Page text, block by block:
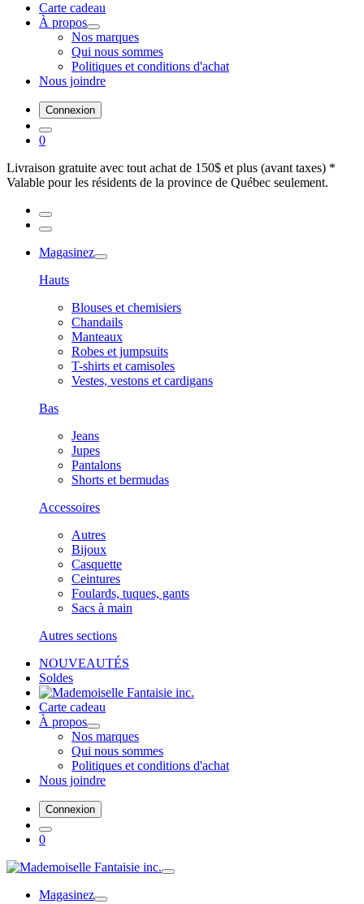
Carte cadeau
À propos
Nos marques
Qui nous sommes
Politiques et conditions d'achat
Nous joindre
Connexion
0
Livraison gratuite avec tout achat de 150$ et plus (avant taxes) *
Valable pour les résidents de la province de Québec seulement.
Magasinez
Hauts
Blouses et chemisiers
Chandails
Manteaux
Robes et jumpsuits
T-shirts et camisoles
Vestes, vestons et cardigans
Bas
Jeans
Jupes
Pantalons
Shorts et bermudas
Accessoires
Autres
Bijoux
Casquette
Ceintures
Foulards, tuques, gants
Sacs à main
Autres sections
NOUVEAUTÉS
Soldes
Carte cadeau
À propos
Nos marques
Qui nous sommes
Politiques et conditions d'achat
Nous joindre
Connexion
0
Magasinez